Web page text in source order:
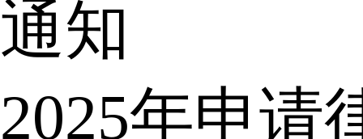
通知
2025年申请